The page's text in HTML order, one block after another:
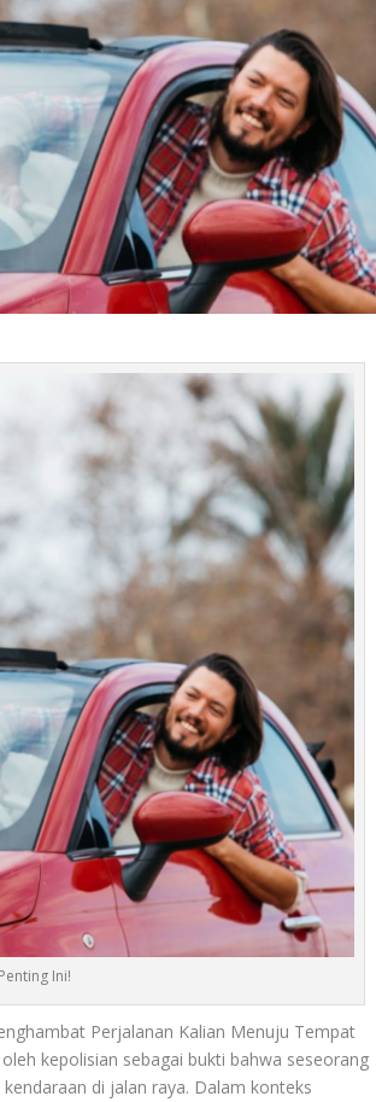
Ini!
Perjalanan Kalian Menuju Tempat
kepolisian sebagai bukti bahwa seseorang
di jalan raya. Dalam konteks